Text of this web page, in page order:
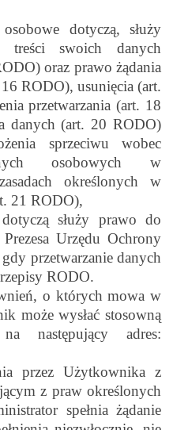
dotyczą, służy
treści swoich danych
oraz prawo żądania
RODO), usunięcia (art.
przetwarzania (art. 18
danych (art. 20 RODO)
sprzeciwu wobec
osobowych w
określonych w
21 RODO),
służy prawo do
Urzędu Ochrony
przetwarzanie danych
RODO.
o których mowa w
może wysłać stosowną
następujący adres:
przez Użytkownika z
z praw określonych
spełnia żądanie